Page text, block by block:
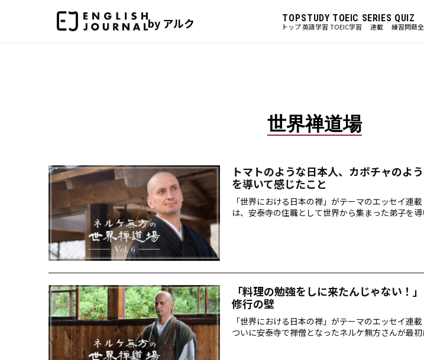
by アルク TOP
トップ
STUDY
英語学習
TOEIC
TOEIC学習
SERIES
連載
QUIZ
練習問題
世界禅道場
トマトのような日本人、カボチャのよ
を導いて感じたこと
「世界における日本の禅」がテーマのエッセイ連
は、安泰寺の住職として世界から集まった弟子を導
「料理の勉強をしに来たんじゃない！
修行の壁
「世界における日本の禅」がテーマのエッセイ連
ついに安泰寺で禅僧となったネルケ無方さんが最初